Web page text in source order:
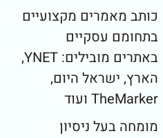
כותב מאמרים מקצועיים
בתחומם עסקיים
באתרים מובילים: YNET,
הארץ, ישראל היום,
TheMarker ועוד
מומחה בעל ניסיון